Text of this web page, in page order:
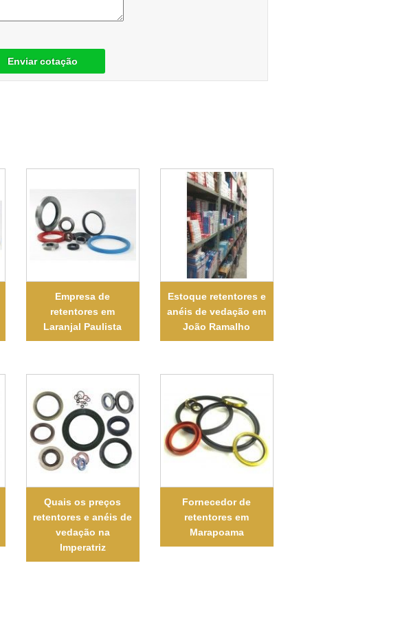
Enviar cotação
Empresa de
retentores em
Laranjal Paulista
Estoque retentores e
anéis de vedação em
João Ramalho
Quais os preços
retentores e anéis de
vedação na
Imperatriz
Fornecedor de
retentores em
Marapoama